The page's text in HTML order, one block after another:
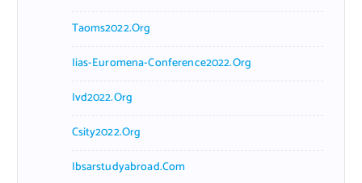
Taoms2022.org
Iias-Euromena-Conference2022.org
Ivd2022.org
Csity2022.org
Ibsarstudyabroad.com